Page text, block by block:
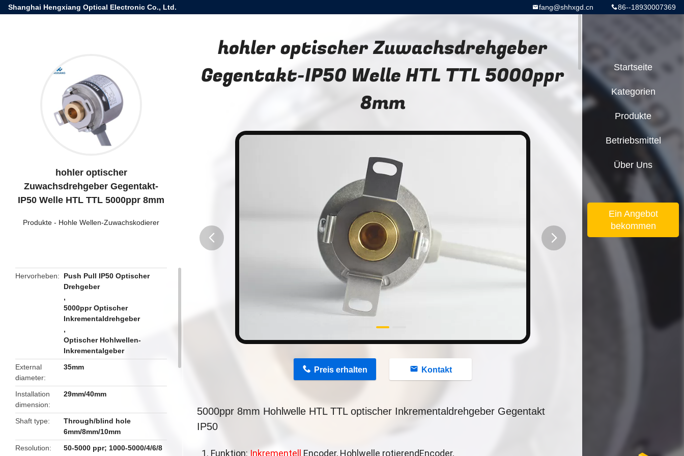
Shanghai Hengxiang Optical Electronic Co., Ltd. 86--18930007369
fang@shhxgd.cn
hohler optischer
Zuwachsdrehgeber Gegentakt-
IP50 Welle HTL TTL 5000ppr 8mm
Produkte - Hohle Wellen-Zuwachskodierer
Hervorheben
Push Pull IP50 Optischer
Drehgeber
,
5000ppr Optischer
Inkrementaldrehgeber
,
Optischer Hohlwellen-
Inkrementalgeber
External
diameter
35mm
Installation
dimension
29mm/40mm
Shaft type
Through/blind hole
6mm/8mm/10mm
Resolution
50-5000 ppr; 1000-5000/4/6/8
hohler optischer Zuwachsdrehgeber
Gegentakt-IP50 Welle HTL TTL 5000ppr
8mm
Preis erhalten Kontakt
5000ppr 8mm Hohlwelle HTL TTL optischer Inkrementaldrehgeber Gegentakt
IP50
1. Funktion: Inkrementell Encoder, Hohlwelle rotierendEncoder,
Startseite
Kategorien
Produkte
Betriebsmittel
Über Uns
Ein Angebot
bekommen